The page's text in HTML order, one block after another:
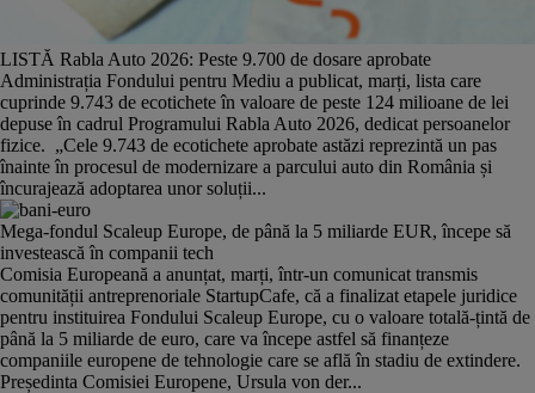
LISTĂ Rabla Auto 2026: Peste 9.700 de dosare aprobate
Administrația Fondului pentru Mediu a publicat, marți, lista care
cuprinde 9.743 de ecotichete în valoare de peste 124 milioane de lei
depuse în cadrul Programului Rabla Auto 2026, dedicat persoanelor
fizice. „Cele 9.743 de ecotichete aprobate astăzi reprezintă un pas
înainte în procesul de modernizare a parcului auto din România și
încurajează adoptarea unor soluții...
Mega-fondul Scaleup Europe, de până la 5 miliarde EUR, începe să
investească în companii tech
Comisia Europeană a anunțat, marți, într-un comunicat transmis
comunității antreprenoriale StartupCafe, că a finalizat etapele juridice
pentru instituirea Fondului Scaleup Europe, cu o valoare totală-țintă de
până la 5 miliarde de euro, care va începe astfel să finanțeze
companiile europene de tehnologie care se află în stadiu de extindere.
Președinta Comisiei Europene, Ursula von der...